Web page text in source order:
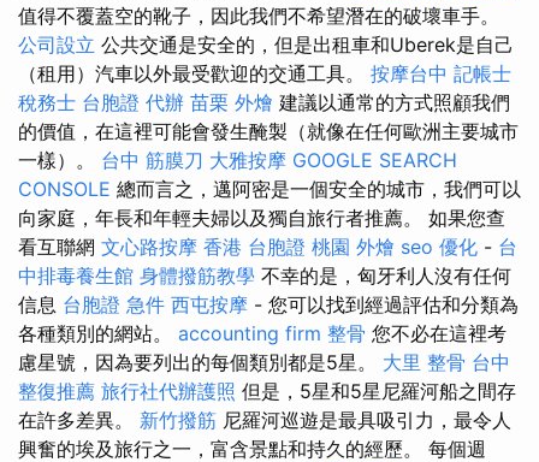
值得不覆蓋空的靴子，因此我們不希望潛在的破壞車手。
公司設立 公共交通是安全的，但是出租車和Uberek是自己
（租用）汽車以外最受歡迎的交通工具。 按摩台中 記帳士
稅務士 台胞證 代辦 苗栗 外燴 建議以通常的方式照顧我們
的價值，在這裡可能會發生醃製（就像在任何歐洲主要城市
一樣）。 台中 筋膜刀 大雅按摩 GOOGLE SEARCH
CONSOLE 總而言之，邁阿密是一個安全的城市，我們可以
向家庭，年長和年輕夫婦以及獨自旅行者推薦。 如果您查
看互聯網 文心路按摩 香港 台胞證 桃園 外燴 seo 優化 - 台
中排毒養生館 身體撥筋教學 不幸的是，匈牙利人沒有任何
信息 台胞證 急件 西屯按摩 - 您可以找到經過評估和分類為
各種類別的網站。 accounting firm 整骨 您不必在這裡考
慮星號，因為要列出的每個類別都是5星。 大里 整骨 台中
整復推薦 旅行社代辦護照 但是，5星和5星尼羅河船之間存
在許多差異。 新竹撥筋 尼羅河巡遊是最具吸引力，最令人
興奮的埃及旅行之一，富含景點和持久的經歷。 每個週